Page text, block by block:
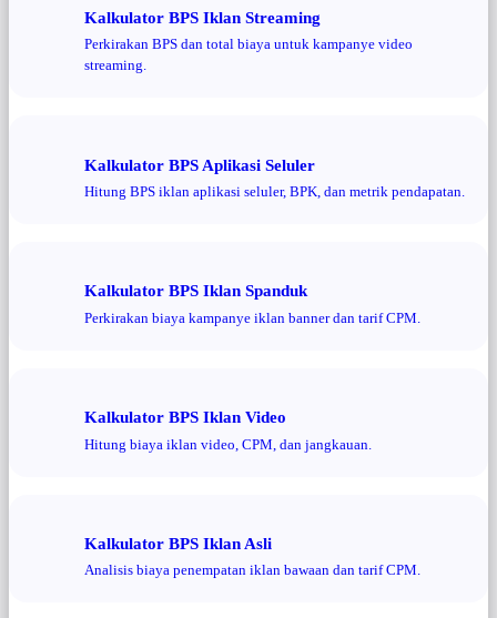
Kalkulator BPS Iklan Streaming
Perkirakan BPS dan total biaya untuk kampanye video
streaming.
Kalkulator BPS Aplikasi Seluler
Hitung BPS iklan aplikasi seluler, BPK, dan metrik pendapatan.
Kalkulator BPS Iklan Spanduk
Perkirakan biaya kampanye iklan banner dan tarif CPM.
Kalkulator BPS Iklan Video
Hitung biaya iklan video, CPM, dan jangkauan.
Kalkulator BPS Iklan Asli
Analisis biaya penempatan iklan bawaan dan tarif CPM.